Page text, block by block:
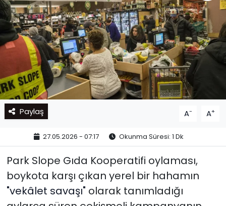
Paylaş A- A+
27.05.2026 - 07:17 Okunma Süresi: 1 Dk
Park Slope Gıda Kooperatifi oylaması,
boykota karşı çıkan yerel bir hahamın
"vekâlet savaşı" olarak tanımladığı
Haber Arşivi